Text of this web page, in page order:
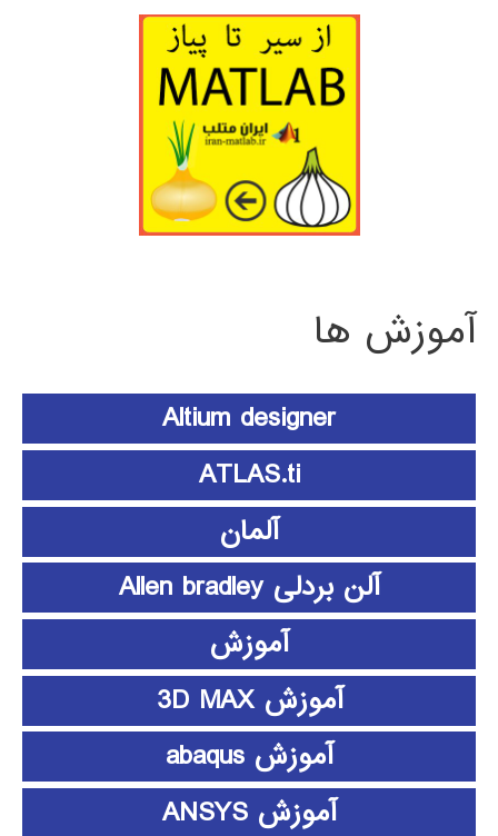
آموزش ها
Altium designer
ATLAS.ti
آلمان
آلن بردلی Allen bradley
آموزش
آموزش 3D MAX
آموزش abaqus
آموزش ANSYS